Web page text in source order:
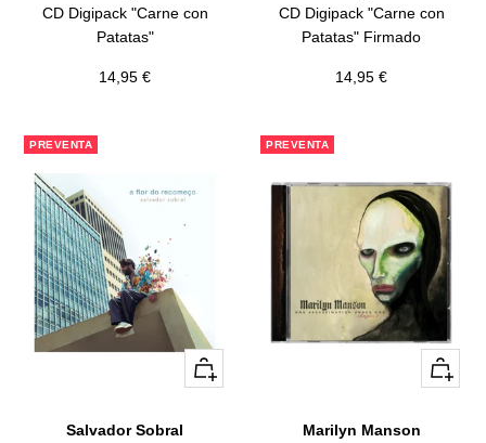
CD Digipack "Carne con
Patatas"
Precio
14,95 €
CD Digipack "Carne con
Patatas" Firmado
Precio
14,95 €
PREVENTA
+
Añadir
Salvador Sobral
PREVENTA
+
Añadir
Marilyn Manson